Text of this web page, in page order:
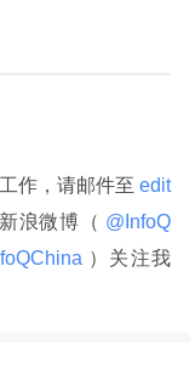
作，请邮件至 edit
浪微博（
）关注我